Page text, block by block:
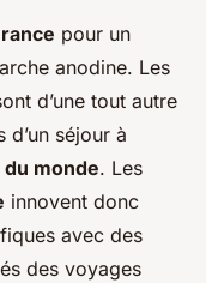
pour un
anodine. Les
d’une tout autre
séjour à
monde. Les
innovent donc
avec des
des voyages